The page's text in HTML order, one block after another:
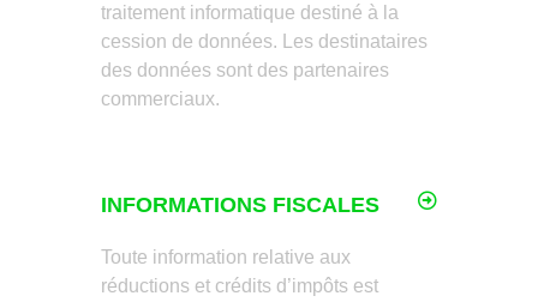
traitement informatique destiné à la
cession de données. Les destinataires
des données sont des partenaires
commerciaux.
INFORMATIONS FISCALES
Toute information relative aux
réductions et crédits d’impôts est